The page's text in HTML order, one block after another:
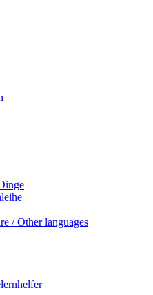
/ Other languages